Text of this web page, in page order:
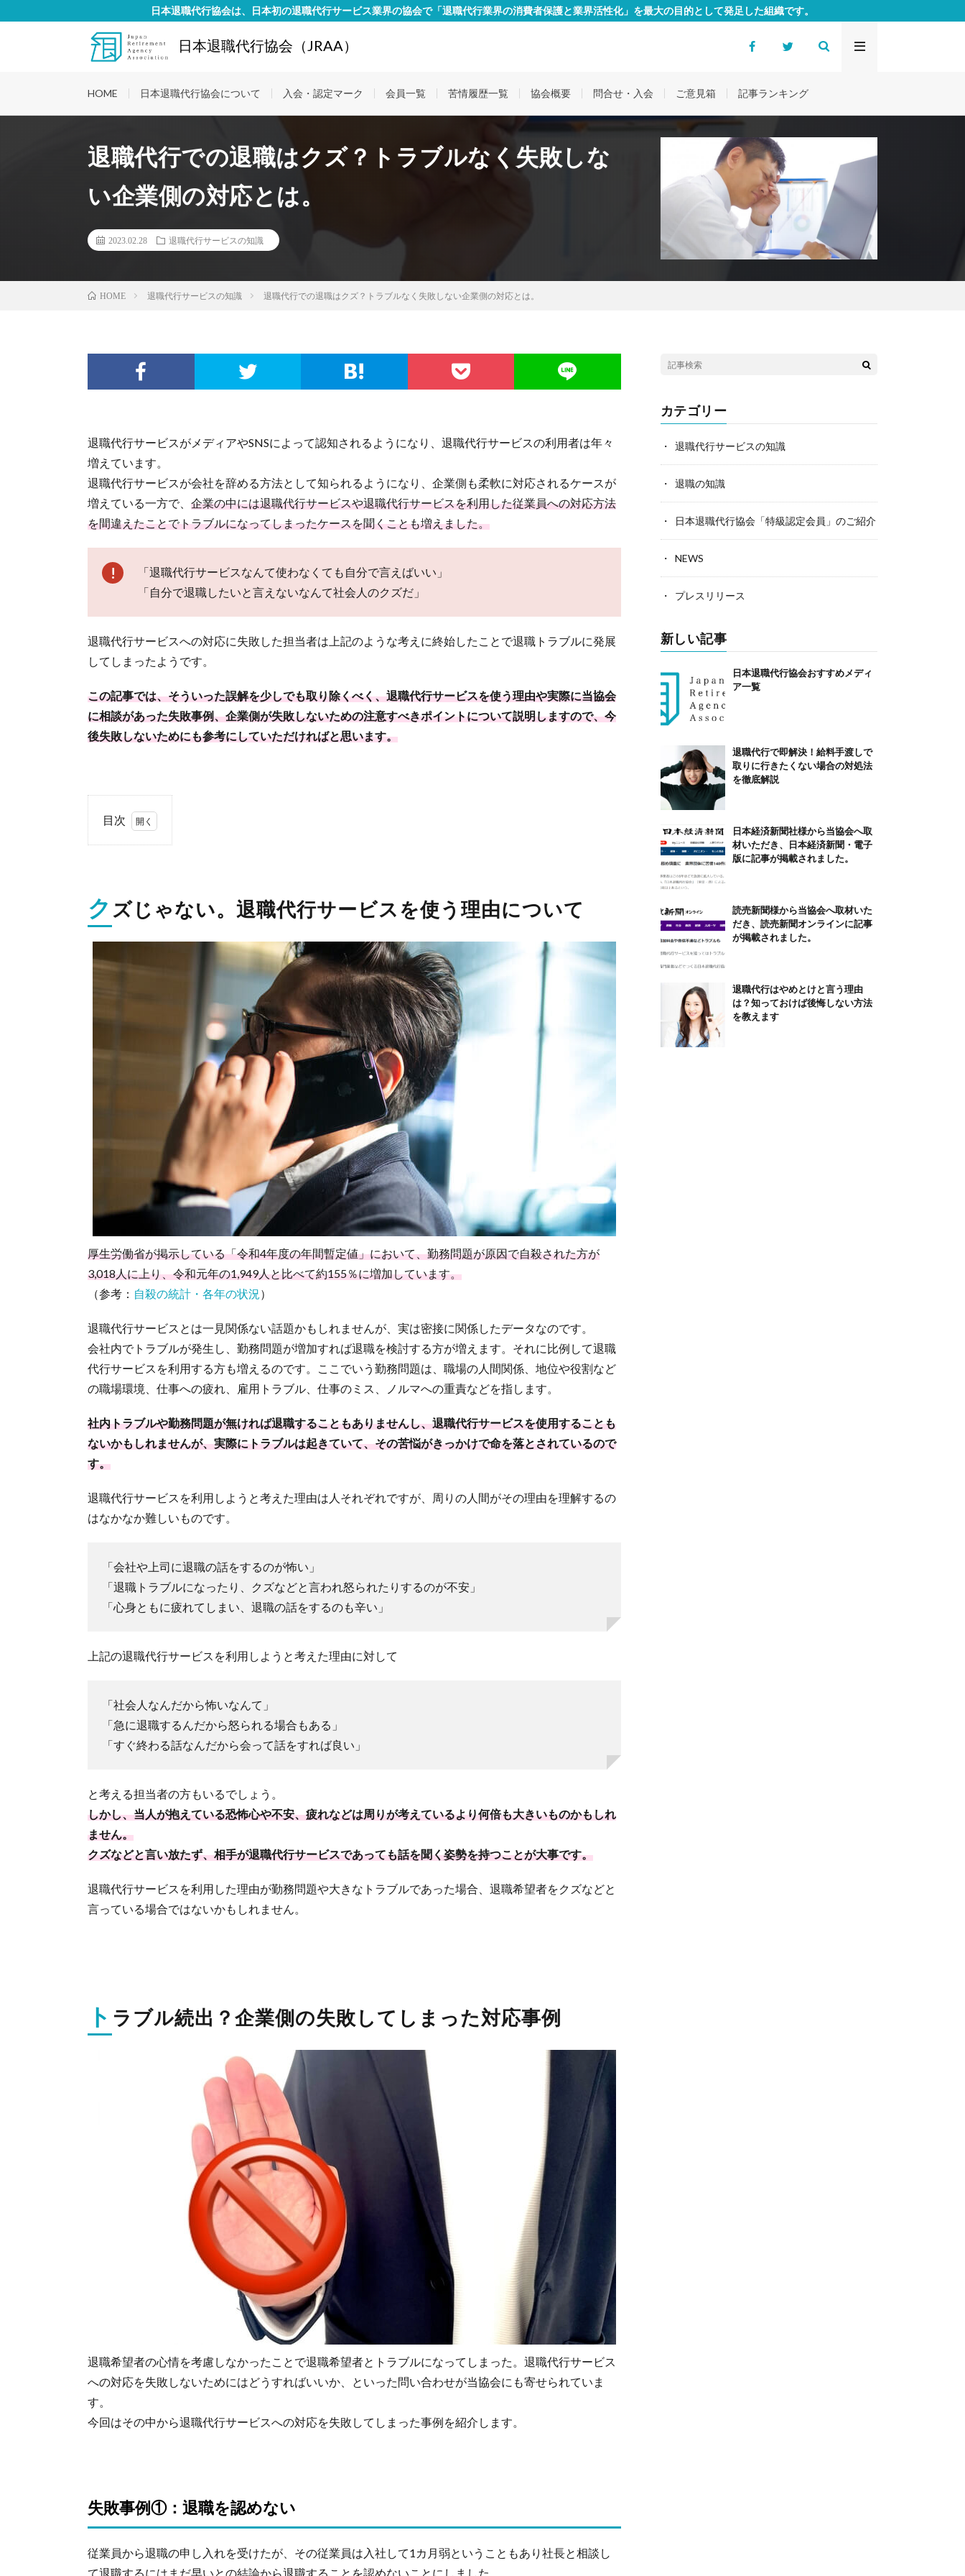
日本退職代行協会は、日本初の退職代行サービス業界の協会で「退職代行業界の消費者保護と業界活性化」を最大の目的として発足した組織です。
日本退職代行協会（JRAA）
HOME 日本退職代行協会について 入会・認定マーク 会員一覧 苦情履歴一覧 協会概要 問合せ・入会 ご意見箱 記事ランキング
退職代行での退職はクズ？トラブルなく失敗しな
い企業側の対応とは。
2023.02.28 退職代行サービスの知識
HOME 退職代行サービスの知識 退職代行での退職はクズ？トラブルなく失敗しない企業側の対応とは。
退職代行サービスがメディアやSNSによって認知されるようになり、退職代行サービスの利用者は年々
増えています。
退職代行サービスが会社を辞める方法として知られるようになり、企業側も柔軟に対応されるケースが
増えている一方で、 企業の中には退職代行サービスや退職代行サービスを利用した従業員への対応方法
を間違えたことでトラブルになってしまったケースを聞くことも増えました。
「退職代行サービスなんて使わなくても自分で言えばいい」
「自分で退職したいと言えないなんて社会人のクズだ」
退職代行サービスへの対応に失敗した担当者は上記のような考えに終始したことで退職トラブルに発展
してしまったようです。
この記事では、そういった誤解を少しでも取り除くべく、退職代行サービスを使う理由や実際に当協会
に相談があった失敗事例、企業側が失敗しないための注意すべきポイントについて説明しますので、今
後失敗しないためにも参考にしていただければと思います。
目次
1.
い。
退職
った
対応
事例
2.1.
失敗
事例
退職
を認
めな
失敗
事例
②：
対し
力を
失敗
事例
休暇
要望
を認
めな
い
業
側
が
失
敗
な
い
べ
ク ズじゃない。退職代行サービスを使う理由について
厚生労働省が掲示している「令和4年度の年間暫定値」において、勤務問題が原因で自殺された方が
3,018人に上り、令和元年の1,949人と比べて約155％に増加しています。
（参考： 自殺の統計・各年の状況）
退職代行サービスとは一見関係ない話題かもしれませんが、実は密接に関係したデータなのです。
会社内でトラブルが発生し、勤務問題が増加すれば退職を検討する方が増えます。それに比例して退職
代行サービスを利用する方も増えるのです。ここでいう勤務問題は、職場の人間関係、地位や役割など
の職場環境、仕事への疲れ、雇用トラブル、仕事のミス、ノルマへの重責などを指します。
社内トラブルや勤務問題が無ければ退職することもありませんし、退職代行サービスを使用することも
ないかもしれませんが、実際にトラブルは起きていて、その苦悩がきっかけで命を落とされているので
す。
退職代行サービスを利用しようと考えた理由は人それぞれですが、周りの人間がその理由を理解するの
はなかなか難しいものです。
「会社や上司に退職の話をするのが怖い」
「退職トラブルになったり、クズなどと言われ怒られたりするのが不安」
「心身ともに疲れてしまい、退職の話をするのも辛い」
上記の退職代行サービスを利用しようと考えた理由に対して
「社会人なんだから怖いなんて」
「急に退職するんだから怒られる場合もある」
「すぐ終わる話なんだから会って話をすれば良い」
と考える担当者の方もいるでしょう。
しかし、当人が抱えている恐怖心や不安、疲れなどは周りが考えているより何倍も大きいものかもしれ
ません。
クズなどと言い放たず、相手が退職代行サービスであっても話を聞く姿勢を持つことが大事です。
退職代行サービスを利用した理由が勤務問題や大きなトラブルであった場合、退職希望者をクズなどと
言っている場合ではないかもしれません。
ト ラブル続出？企業側の失敗してしまった対応事例
退職希望者の心情を考慮しなかったことで退職希望者とトラブルになってしまった。退職代行サービス
への対応を失敗しないためにはどうすればいいか、といった問い合わせが当協会にも寄せられていま
す。
今回はその中から退職代行サービスへの対応を失敗してしまった事例を紹介します。
失敗事例①：退職を認めない
従業員から退職の申し入れを受けたが、その従業員は入社して1カ月弱ということもあり社長と相談し
て退職するにはまだ早いとの結論から退職することを認めないことにしました。
カテゴリー
退職代行サービスの知識
退職の知識
日本退職代行協会「特級認定会員」のご紹介
NEWS
プレスリリース
新しい記事
日本退職代行協会おすすめメディ
ア一覧
退職代行で即解決！給料手渡しで
取りに行きたくない場合の対処法
を徹底解説
日本経済新聞社様から当協会へ取
材いただき、日本経済新聞・電子
版に記事が掲載されました。
読売新聞様から当協会へ取材いた
だき、読売新聞オンラインに記事
が掲載されました。
退職代行はやめとけと言う理由
は？知っておけば後悔しない方法
を教えます